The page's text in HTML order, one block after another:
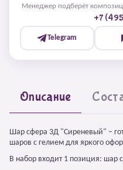
Менеджер подберёт
+7
Telegram
Описание
Шар сфера 3Д "Сиреневый" –
шаров с гелием для яркого
В набор входит 1 позиция: шар